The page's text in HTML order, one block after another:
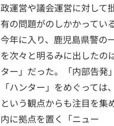
政運営や議会運営に対して
有の問題がのしかかってい
今年に入り、鹿児島県警の
を次々と明るみに出したの
ター」だった。「内部告発
「ハンター」をめぐって
という観点からも注目を集
内に拠点を置く「ニュー